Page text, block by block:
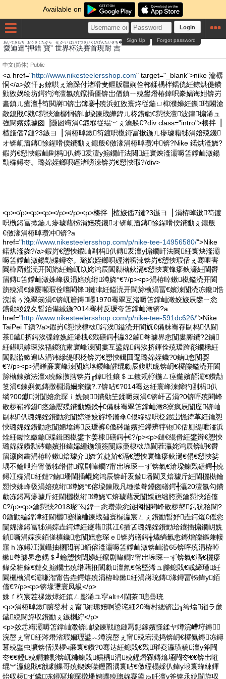
Available on
Login
Forgot password
Sign Up
愛
あい
迪
てき
達
たち
“押
おう
錯
さく
寶
たから
” 世界
せかい
杯
はい
決
けつ
賽
さい
首
くび
現
げん
耐
たい
吉
きち�
中文(简体) Public
<a href="http://www.nikesteelersshop.com" target="_blank">nike 瀹樼
恫</a>姣忓ぉ鐐哄ぇ瀹跺付渚嗗叏鏂版疆娴佺郴鍒楀柈鍝侊紝鐐烘偍鐨
勭敓娲绘坊鍔犳洿澶氱殑鑹插僵锛岀偤鎮ㄧ殑鐢熸椿鍏呮豢娲诲姏锛岃
畵鎮ㄦ瘡澶╀笉閲嶈锛岀簿褰╃殑浜虹敓寰炵従鍦ㄩ枊濮嬶紝鏁珛闂滄
敞鎴戝€戣€愬悏瀹樼恫锛屾垜鍊戝皣鍏ㄦ柊鐨勮€愬悏澶波鍠搧浠ュ
強閬嬪嫊璩囪▕灏囦竴涓€鍛堢従绲﹀ぇ瀹躲€?div class="intro">楱拌▕
楂旇偛7鏈?3鏃ヨ▕ 涓栫晫鏉笉鍍呮槸鐞冨摗鍦ㄦ瘮璩藉牬涓婄殑鐖
オ锛屼篃鏄悇鍟嗗偄鐨勫ぇ鎴般€傚湪涓栫晫瓒冲锛?Nike 鍩烘湰娆?
鍜岃€愬悏鍜屾剾杩仈鏄叐澶у搧鐗屽法闋紝寰炴湰灞嗕笘鐣屾澂鍚
勯殜鐞冭。璐婂姪鎯呮硜渚嗙湅锛岃€愬悏瑕?/div>
<p></p><p><p></p></p><p>楱拌▕楂旇偛7鏈?3鏃ヨ▕ 涓栫晫鏉笉鍍
呮槸鐞冨摗鍦ㄦ瘮璩藉牬涓婄殑鐖オ锛屼篃鏄悇鍟嗗偄鐨勫ぇ鎴般
€傚湪涓栫晫瓒冲锛?a
href="http://www.nikesteelersshop.com/p/nike-tee-14956580/">Nike
鍩烘湰娆?/a>鍜岃€愬悏鍜屾剾杩仈鏄叐澶у搧鐗屽法闋紝寰炴湰灞
嗕笘鐣屾澂鍚勯殜鐞冭。璐婂姪鎯呮硜渚嗙湅锛岃€愬悏瑕佸ぇ骞呭害
闋樺厛鎰涜开閬旓紝鑰屼笖姹鸿辰閭勬槸鈥滆€愬悏寰锋瘮鈥濓紝閫欎
篃鏄笘鐣屾澂姝峰彶涓婄殑绗竴娆°€?/p><p>涓栫晫鏉槸鎰涜开閬
旂殑涓€鍊嬮噸瑕佺嚐閵锋鏈冿紝鎰涜开閬旀槸涓冨€嬪湅闅涜冻鑱悎
浣滃ぅ浼翠箣涓€锛屼篃鏄嚜1970骞翠互渚嗕笘鐣屾澂姣旇辰鐢ㄧ悆
鐨勪緵鎳夊晢銆備絾鍦?014骞村反瑗夸笘鐣屾澂锛?a
href="http://www.nikesteelersshop.com/p/nike-tee-591dc626/">Nike
TaiPei T鎭?/a>鍜岃€愬悏棣栨鍔涘鎰涜开閬斻€備粖骞存剾杩仈閫
茶鐬挤鍔涘弽鎿婏紝浠栧€戣磰鍔╃灜32鏀弮璩界悆闅婁腑鐨?2鏀
紝鍖呮嫭琛涘啎鍐犺粛寰峰湅闅婁互鍙婂鍔涘挤鍕佺殑瑗跨彮鐗欙紝
閭勬湁鏉遍亾涓讳縿缇呮柉锛岃€愬悏鍓囬毣璐婂姪鐬?0鏀悆闅娿
€?/p><p>涓嶉亷寰峰湅闅婄垎鍐峰皬绲勮辰鍑哄眬锛岄€欏皪鎰涜开閬
旀槸鍊嬪法澶х殑鎵撴搳锛岃┎鍏徃鑲＄エ鍍规牸鍦ㄥ痉鍦嬪嚭灞€鐨勪
笅涓€鍊嬩氦鏄撴棩涓嬭穼鐬?.7锛呫€?014骞达紝寰峰湅鍗犳剾杩仈
绱?00钀湗闅婄悆琛ｉ姺鍞鐨勪笁鍒嗕箣涓€锛屽叾涓?0锛呯殑閵峰
敭椤嶄締鑷痉鍦嬮殜鐨勫嫕鍒┿€備粖骞翠笘鐣屾澂8寮疯辰闅庢锛屾
剾杩仈璐婂姪鐨勭悆闅婃湁姣斿埄鏅傘€佷縿缇呮柉鍜岀憺鍏革紝鑰愬
悏璐婂姪鐨勭悆闅婂墖鏄反瑗裤€佹硶鍦嬪拰鑻辨牸铇€佸厠缇呭湴浜
烇紝鐑忔媺鍦殜鍓囨槸鐢卞姜棣磰鍔┿€?/p><p>鏈€绲傦紝鐢辫€愬悏
璐婂姪鐨勬硶鍦嬪拰鍏嬬緟鍦颁簽闅婃槀棣栨尯閫茬灜姹鸿辰锛岄€欎
篃灏囪畵涓栫晫鏉焙璩介娆′笂婕斺€滆€愬悏寰锋瘮鈥濄€傝€愬悏娑
堣不鑰呭拰甯傚牬绺借鑹剧暐鐗?甯岀埦琛ㄧず锛氣€滄垜鍊戣磰鍔╃殑
鐞冮殜涓紝鏈?鏀墦閫插崐姹鸿辰锛屽叐鏀墦閫叉焙璩斤紝閫欐槸鑰
愬悏姝峰彶涓婄殑绗竴娆°€傛垜鍊戝凡缍撳弮鑸囪磰鍔╃灜20澶氬勾鐨
勮冻鐞冩瘮璩斤紝閫欐槸绗竴娆℃焙璩藉叐闅婇兘绌胯憲鑰愬悏銆傗
€?/p><p>鑰愬悏2018璨″勾鍏ㄧ悆瓒崇悆鐩搁棞閵峰敭椤嶅鍔犺秴閬?
0鍎勭編鍏冿紝閫欐蹇椾粬鍊戝彇寰楃灜宸ㄥぇ鐨勫晢妤垚鍔熴€傜悆
闅婂湪鐞冨牬涓婃垚鍔燂紝鑳藉淇冮€插叾璐婂姪鐨勯珨鑲插搧鐗岄姺
鍞噺涓婃疾銆傞櫎鐬悆闅婄悆琛ｅ锛岃磰鍔╅爞绱氱悆鏄熷皪鏂兼帹
寤ｈ冻鐞冮瀷鑷抽棞閲嶈銆傛湰灞嗕笘鐣屾澂锛屾湁65锛呯殑涓栫晫
鏉弮璩界悆鍝＄┛鑰愬悏闉嬶紝鑹剧暐鐗?甯岀埦琛ㄧず锛氣€滈€欐瘮
鍏朵粬鎵€鏈夊搧鐗岀殑绺藉拰閭勮澶氥€傛墍浠ュ皪鎴戝€戜締瑾紝
閫欐槸涓€灞嗛潪甯告垚鍔熺殑涓栫晫鏉紝涓嶈珫鏄湪鐞冨牬鍏у銆
傗€?/p><p>锛堟瓕寰凤級</p>
姝ｆ枃宸茬祼鏉燂紝鎮ㄥ彲浠ユ寜alt+4閫茶瑭曡珫
<p>涓栫晫鏉腑鍫村ぇ甯紨璁婄啊鍙诧細20骞村緦锛岀┒绔熻鎺ラ亷
鐬綂閬斿収鐨勫ぇ鏃楋紵</p>
<p>姣忎竴灞嗕笘鐣屾澂锛屾垜鍊戦兘鏈冩彯鎵嬪憡鍒ヤ竴浣嶆垨鏄
浣嶅ぇ甯紝涔熸渻瑕嬭瓑鍙︿竴浣嶅ぇ甯殑宕涜捣锛岄€欏氨鏄冻鐞
冪殑鍌虫壙锛佸洖椤ч亷寰€鐨?0骞达紝鎴戝€戣璀夌灜璜稿澶у斧闁
冭€€鑸殑鐧兼彯锛屼粬鍊戝鏆楀涓殑鍟熸槑鏄熻埇闁冭€€锛岀暀
绲︾灜鎴戝€戠劇鏁哥殑鍥炴喍鑸囨湡寰呫€傚緸榻婇仈鍏у埌寰蜂綀鍕
炲収椤ず鐬冻鐞冩埌琛撴墦娉曠殑璁婂寲鍙ゅ吀澶у斧锛氶綂閬斿収